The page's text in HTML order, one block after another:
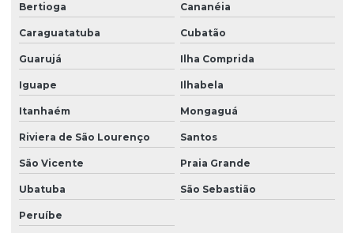
Papel para sublimação preço
Papel para sublimação rolo
Papel para sublimação sp
Papel sublimatico
Papel sublimático fundo azul
Papel sublimático fundo branco
Papel sublimático fundo rosa
Bertioga
Cananéia
Caraguatatuba Cubatão
Guarujá Ilha Comprida
Iguape Ilhabela
Itanhaém Mongaguá
Riviera de São Lourenço Santos
São Vicente Praia Grande
Ubatuba São Sebastião
Peruíbe